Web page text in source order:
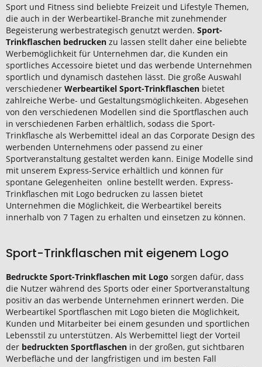
Sport und Fitness sind beliebte Freizeit und Lifestyle Themen,
die auch in der Werbeartikel-Branche mit zunehmender
Begeisterung werbestrategisch genutzt werden. Sport-
Trinkflaschen bedrucken zu lassen stellt daher eine beliebte
Werbemöglichkeit für Unternehmen dar, die Kunden ein
sportliches Accessoire bietet und das werbende Unternehmen
sportlich und dynamisch dastehen lässt. Die große Auswahl
verschiedener Werbeartikel Sport-Trinkflaschen bietet
zahlreiche Werbe- und Gestaltungsmöglichkeiten. Abgesehen
von den verschiedenen Modellen sind die Sportflaschen auch
in verschiedenen Farben erhältlich, sodass die Sport-
Trinkflasche als Werbemittel ideal an das Corporate Design des
werbenden Unternehmens oder passend zu einer
Sportveranstaltung gestaltet werden kann. Einige Modelle sind
mit unserem Express-Service erhältlich und können für
spontane Gelegenheiten online bestellt werden. Express-
Trinkflaschen mit Logo bedrucken zu lassen bietet
Unternehmen die Möglichkeit, die Werbeartikel bereits
innerhalb von 7 Tagen zu erhalten und einsetzen zu können.
Sport-Trinkflaschen mit eigenem Logo
Bedruckte Sport-Trinkflaschen mit Logo sorgen dafür, dass
die Nutzer während des Sports oder einer Sportveranstaltung
positiv an das werbende Unternehmen erinnert werden. Die
Werbeartikel Sportflaschen mit Logo bieten die Möglichkeit,
Kunden und Mitarbeiter bei einem gesunden und sportlichen
Lebensstil zu unterstützen. Als Werbemittel liegt der Vorteil
der bedruckten Sportflaschen in der großen, gut sichtbaren
Werbefläche und der langfristigen und im besten Fall